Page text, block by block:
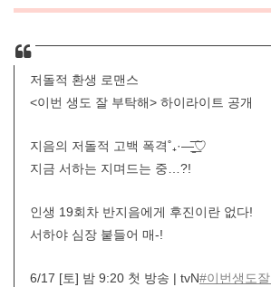
저돌적 환생 로맨스
<이번 생도 잘 부탁해> 하이라이트 공개
지음의 저돌적 고백 폭격˚₊·—̳͟͞͞♡
지금 서하는 지며드는 중…?!
인생 19회차 반지음에게 후진이란 없다!
서하야 심장 붙들어 매-!
6/17 [토] 밤 9:20 첫 방송 | tvN#이번생도